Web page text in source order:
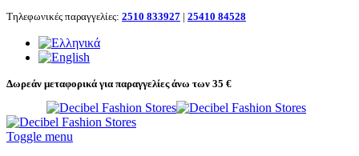
Τηλεφωνικές παραγγελίες: 2510 833927 | 25410 84528
Δωρεάν μεταφορικά για παραγγελίες άνω των 35 €
Toggle menu